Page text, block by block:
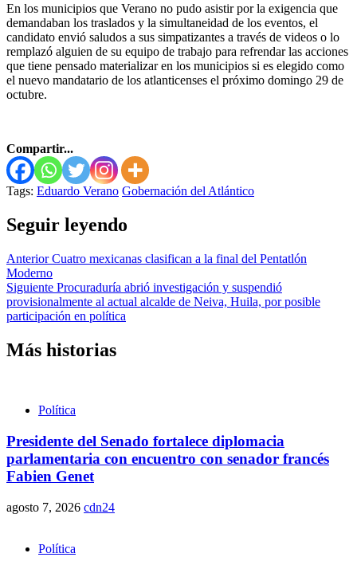
En los municipios que Verano no pudo asistir por la exigencia que
demandaban los traslados y la simultaneidad de los eventos, el
candidato envió saludos a sus simpatizantes a través de videos o lo
remplazó alguien de su equipo de trabajo para refrendar las acciones
que tiene pensado materializar en los municipios si es elegido como
el nuevo mandatario de los atlanticenses el próximo domingo 29 de
octubre.
Compartir...
Tags: Eduardo Verano Gobernación del Atlántico
Seguir leyendo
AnteriorCuatro mexicanas clasifican a la final del Pentatlón
Moderno
Siguiente Procuraduría abrió investigación y suspendió
provisionalmente al actual alcalde de Neiva, Huila, por posible
participación en política
Más historias
Política
Presidente del Senado fortalece diplomacia
parlamentaria con encuentro con senador francés
Fabien Genet
agosto 7, 2026 cdn24
Política